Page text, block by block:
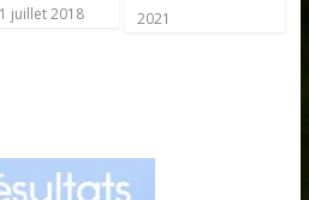
juillet 2018
2021